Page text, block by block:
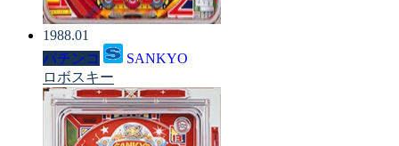
1988.01
パチンコ
SANKYO
ロボスキー